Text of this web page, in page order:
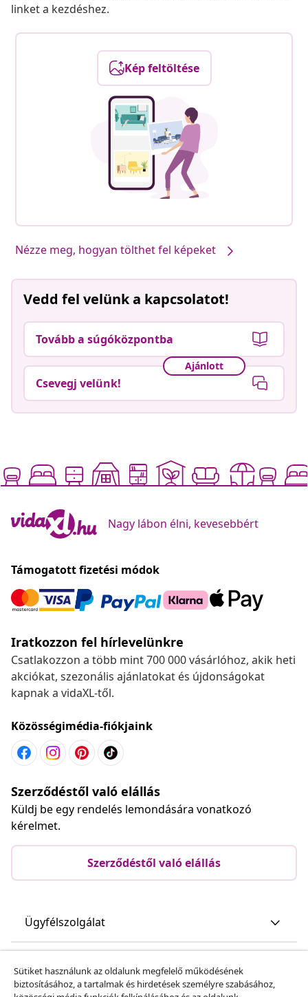
linket a kezdéshez.
Kép feltöltése
Nézze meg, hogyan tölthet fel képeket
Vedd fel velünk a kapcsolatot!
Tovább a súgóközpontba
Ajánlott
Csevegj velünk!
Nagy lábon élni, kevesebbért
Támogatott fizetési módok
Iratkozzon fel hírlevelünkre
Csatlakozzon a több mint 700 000 vásárlóhoz, akik heti
akciókat, szezonális ajánlatokat és újdonságokat
kapnak a vidaXL-től.
Közösségimédia-fiókjaink
Szerződéstől való elállás
Küldj be egy rendelés lemondására vonatkozó
kérelmet.
Szerződéstől való elállás
Ügyfélszolgálat
Sütiket használunk az oldalunk megfelelő működésének
biztosításához, a tartalmak és hirdetések személyre szabásához,